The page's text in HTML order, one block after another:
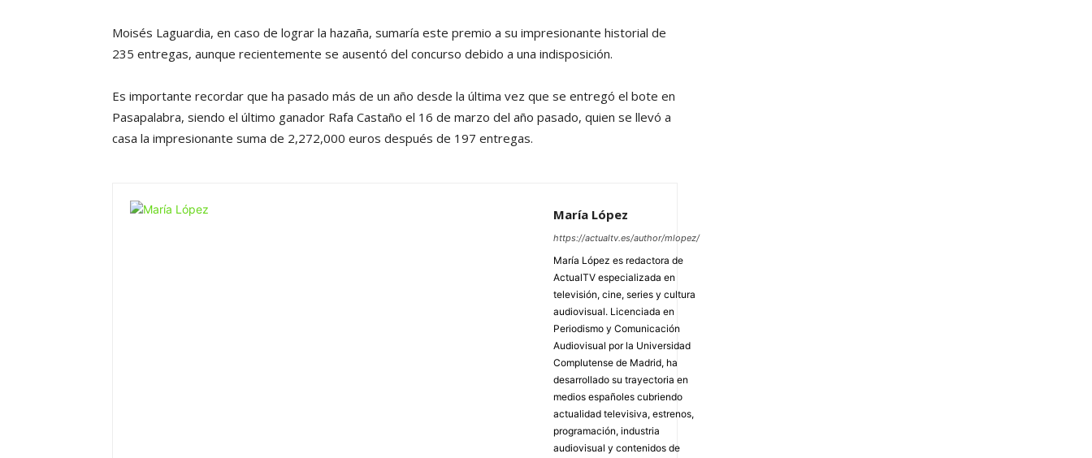
Moisés Laguardia, en caso de lograr la hazaña, sumaría este premio a su impresionante historial de
235 entregas, aunque recientemente se ausentó del concurso debido a una indisposición.
Es importante recordar que ha pasado más de un año desde la última vez que se entregó el bote en
Pasapalabra, siendo el último ganador Rafa Castaño el 16 de marzo del año pasado, quien se llevó a
casa la impresionante suma de 2,272,000 euros después de 197 entregas.
María López
https://actualtv.es/author/mlopez/
María López es redactora de
ActualTV especializada en
televisión, cine, series y cultura
audiovisual. Licenciada en
Periodismo y Comunicación
Audiovisual por la Universidad
Complutense de Madrid, ha
desarrollado su trayectoria en
medios españoles cubriendo
actualidad televisiva, estrenos,
programación, industria
audiovisual y contenidos de